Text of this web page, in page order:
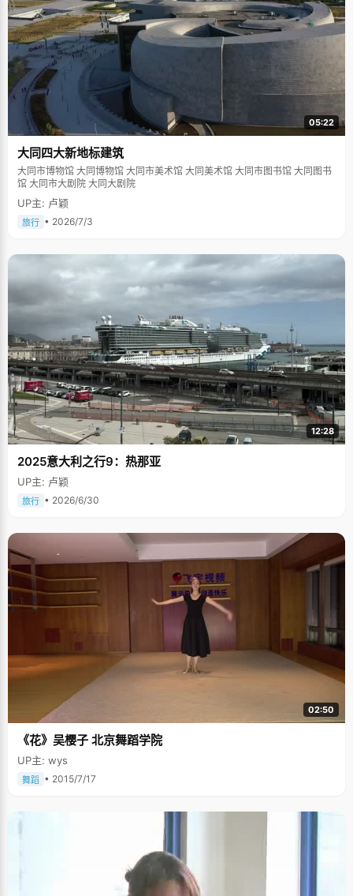
05:22
大同四大新地标建筑
大同市博物馆 大同博物馆 大同市美术馆 大同美术馆 大同市图书馆 大同图书
馆 大同市大剧院 大同大剧院
UP主: 卢颖
旅行 • 2026/7/3
12:28
2025意大利之行9：热那亚
UP主: 卢颖
旅行 • 2026/6/30
02:50
《花》吴樱子 北京舞蹈学院
UP主: wys
舞蹈 • 2015/7/17